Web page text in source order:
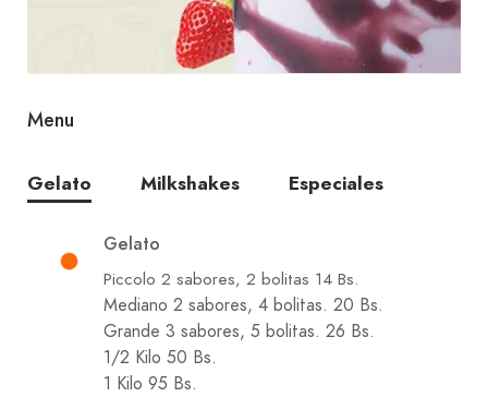
Menu
Gelato Milkshakes Especiales
Gelato
Piccolo 2 sabores, 2 bolitas 14 Bs.
Mediano 2 sabores, 4 bolitas. 20 Bs.
Grande 3 sabores, 5 bolitas. 26 Bs.
1/2 Kilo 50 Bs.
1 Kilo 95 Bs.